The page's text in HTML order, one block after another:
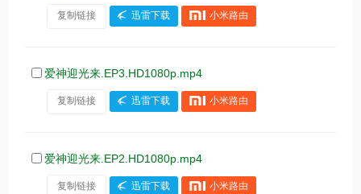
复制链接 迅雷下载 小米路由
爱神迎光来.EP3.HD1080p.mp4
复制链接 迅雷下载 小米路由
爱神迎光来.EP2.HD1080p.mp4
复制链接 迅雷下载 小米路由